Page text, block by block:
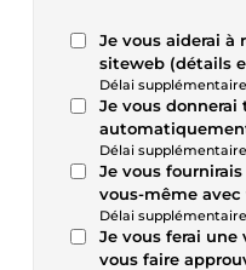
Je vous aiderai à
siteweb (détails
Délai
Je vous
Délai
Je vous
vous-même
Délai
Je vous ferai
vous faire